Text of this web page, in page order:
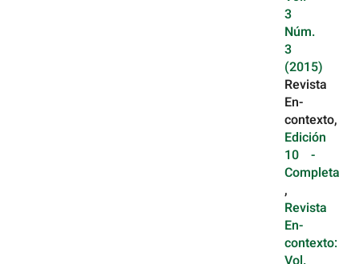
3
Núm.
3
(2015)
Revista
En-
contexto,
Edición
10 -
Completa
,
Revista
En-
contexto: